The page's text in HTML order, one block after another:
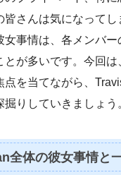
皆さんは気になって
女事情は、各メンバ
とが多いです。今回
点を当てながら、
りしていきましょう
全体の彼女事情と